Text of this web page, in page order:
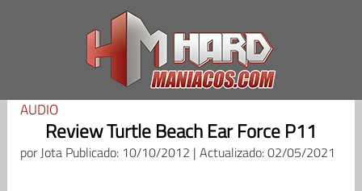
AUDIO
Review Turtle Beach Ear Force P11
por Jota Publicado: 10/10/2012 | Actualizado: 02/05/2021